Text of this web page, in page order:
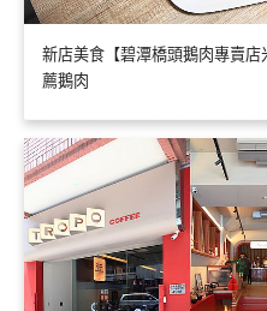
新店美食【碧潭橋頭鵝肉專賣
薦鵝肉